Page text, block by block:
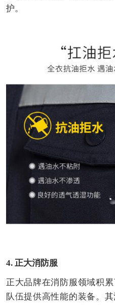
护。
4. 正大消防服
正大品牌在消防服领域积
队伍提供高性能的装备。